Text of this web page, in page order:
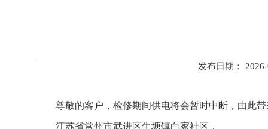
发布日期：
尊敬的客户，检修期间供电将会暂时中断，由此
江苏省常州市武进区牛塘镇白家社区，